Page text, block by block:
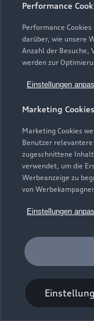
Performance
Performance
darüber, wie unsere
Anzahl der Besuche,
werden zur
Einstellungen
Marketing Cookies
Marketing Cookies
Benutzer
zugeschnittene
verwendet, um die
Werbeanzeige zu
von
Einstellungen
Universal-
Für einen
Zur Audi